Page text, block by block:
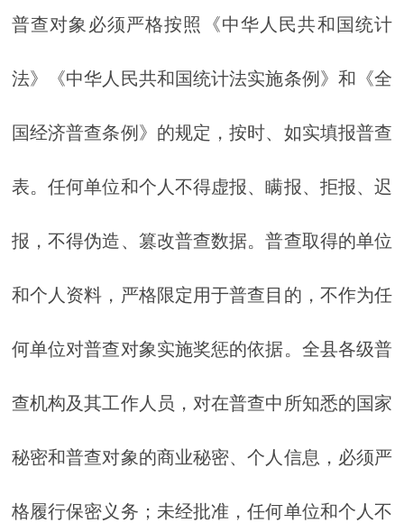
普查对象必须严格按照《中华人民共和国统计
法》《中华人民共和国统计法实施条例》和《全
国经济普查条例》的规定，按时、如实填报普查
表。任何单位和个人不得虚报、瞒报、拒报、迟
报，不得伪造、篡改普查数据。普查取得的单位
和个人资料，严格限定用于普查目的，不作为任
何单位对普查对象实施奖惩的依据。全县各级普
查机构及其工作人员，对在普查中所知悉的国家
秘密和普查对象的商业秘密、个人信息，必须严
格履行保密义务；未经批准，任何单位和个人不